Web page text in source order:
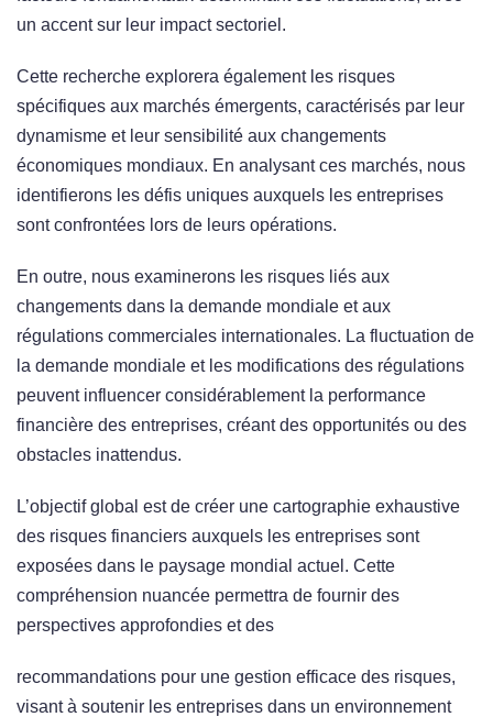
un accent sur leur impact sectoriel.
Cette recherche explorera également les risques
spécifiques aux marchés émergents, caractérisés par leur
dynamisme et leur sensibilité aux changements
économiques mondiaux. En analysant ces marchés, nous
identifierons les défis uniques auxquels les entreprises
sont confrontées lors de leurs opérations.
En outre, nous examinerons les risques liés aux
changements dans la demande mondiale et aux
régulations commerciales internationales. La fluctuation de
la demande mondiale et les modifications des régulations
peuvent influencer considérablement la performance
financière des entreprises, créant des opportunités ou des
obstacles inattendus.
L’objectif global est de créer une cartographie exhaustive
des risques financiers auxquels les entreprises sont
exposées dans le paysage mondial actuel. Cette
compréhension nuancée permettra de fournir des
perspectives approfondies et des
recommandations pour une gestion efficace des risques,
visant à soutenir les entreprises dans un environnement